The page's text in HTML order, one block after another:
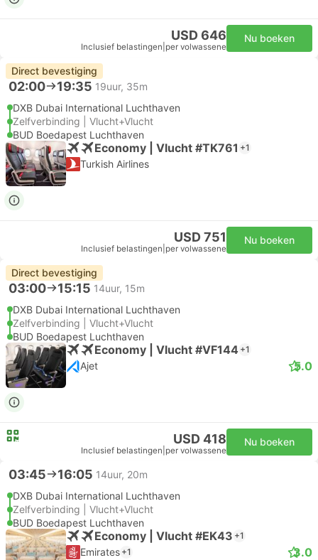
USD 646
Inclusief belastingen per volwassene
Nu boeken
Direct bevestiging
02:00 19:35 19uur, 35m
DXB Dubai International Luchthaven
Zelfverbinding | Vlucht+Vlucht
BUD Boedapest Luchthaven
Economy | Vlucht #TK761 +1
Turkish Airlines
USD 751
Inclusief belastingen per volwassene
Nu boeken
Direct bevestiging
03:00 15:15 14uur, 15m
DXB Dubai International Luchthaven
Zelfverbinding | Vlucht+Vlucht
BUD Boedapest Luchthaven
Economy | Vlucht #VF144 +1
Ajet 5.0
USD 418
Inclusief belastingen per volwassene
Nu boeken
03:45 16:05 14uur, 20m
DXB Dubai International Luchthaven
Zelfverbinding | Vlucht+Vlucht
BUD Boedapest Luchthaven
Economy | Vlucht #EK43 +1
Emirates +1 3.0